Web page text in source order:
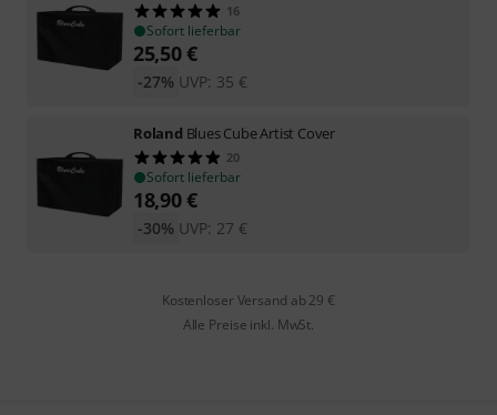
16
Sofort lieferbar
25,50€
UVP: 35 €
-27%
Roland Blues Cube Artist Cover
20
Sofort lieferbar
18,90€
UVP: 27 €
-30%
Kostenloser Versand ab 29 €
Alle Preise inkl. MwSt.